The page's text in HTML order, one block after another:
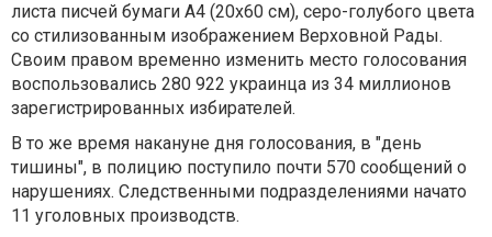
листа писчей бумаги А4 (20х60 см), серо-голубого цвета
со стилизованным изображением Верховной Рады.
Своим правом временно изменить место голосования
воспользовались 280 922 украинца из 34 миллионов
зарегистрированных избирателей.
В то же время накануне дня голосования, в "день
тишины", в полицию поступило почти 570 сообщений о
нарушениях. Следственными подразделениями начато
11 уголовных производств.